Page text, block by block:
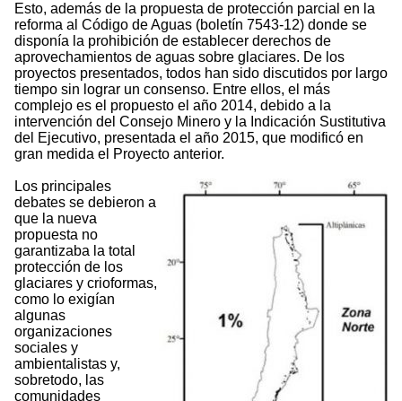
Esto, además de la propuesta de protección parcial en la
reforma al Código de Aguas (boletín 7543-12) donde se
disponía la prohibición de establecer derechos de
aprovechamientos de aguas sobre glaciares. De los
proyectos presentados, todos han sido discutidos por largo
tiempo sin lograr un consenso. Entre ellos, el más
complejo es el propuesto el año 2014, debido a la
intervención del Consejo Minero y la Indicación Sustitutiva
del Ejecutivo, presentada el año 2015, que modificó en
gran medida el Proyecto anterior.
Los principales
debates se debieron a
que la nueva
propuesta no
garantizaba la total
protección de los
glaciares y crioformas,
como lo exigían
algunas
organizaciones
sociales y
ambientalistas y,
sobretodo, las
comunidades